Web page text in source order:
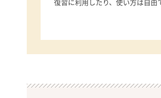
復習に利用したり、使い方は自由